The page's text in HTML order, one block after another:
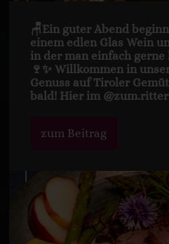
🪑Ein guter Abend
einem edlen Glas Wein
in der man einfach
🍷✨ Willkommen in
Genuss auf Tiroler
bald! Hier im
zum Beitrag